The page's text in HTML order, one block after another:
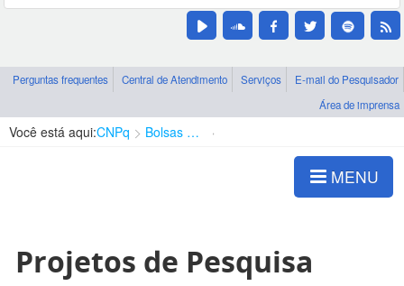
Perguntas frequentes Central de Atendimento Serviços
E-mail do Pesquisador
Área de imprensa
Você está aqui:CNPq Bolsas e Auxílios Vigentes
MENU
Projetos de Pesquisa